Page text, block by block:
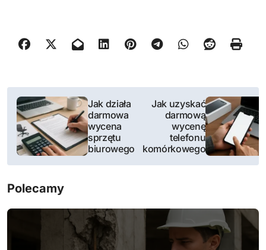
N
w
i
g
a
Jak działa
darmowa
wycena
sprzętu
biurowego
Jak uzyskać
darmową
wycenę
telefonu
komórkowego
Polecamy